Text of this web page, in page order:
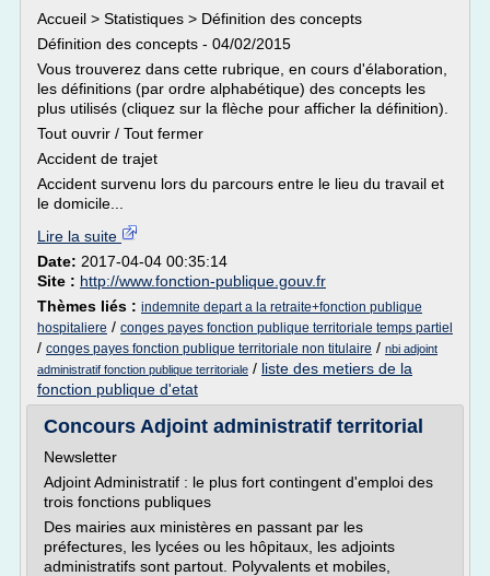
Accueil > Statistiques > Définition des concepts
Définition des concepts - 04/02/2015
Vous trouverez dans cette rubrique, en cours d'élaboration,
les définitions (par ordre alphabétique) des concepts les
plus utilisés (cliquez sur la flèche pour afficher la définition).
Tout ouvrir / Tout fermer
Accident de trajet
Accident survenu lors du parcours entre le lieu du travail et
le domicile...
Lire la suite
Date: 2017-04-04 00:35:14
Site : http://www.fonction-publique.gouv.fr
Thèmes liés : indemnite depart a la retraite+fonction publique
hospitaliere / conges payes fonction publique territoriale temps partiel
/ conges payes fonction publique territoriale non titulaire / nbi adjoint
administratif fonction publique territoriale / liste des metiers de la
fonction publique d'etat
Concours Adjoint administratif territorial
Newsletter
Adjoint Administratif : le plus fort contingent d'emploi des
trois fonctions publiques
Des mairies aux ministères en passant par les
préfectures, les lycées ou les hôpitaux, les adjoints
administratifs sont partout. Polyvalents et mobiles,